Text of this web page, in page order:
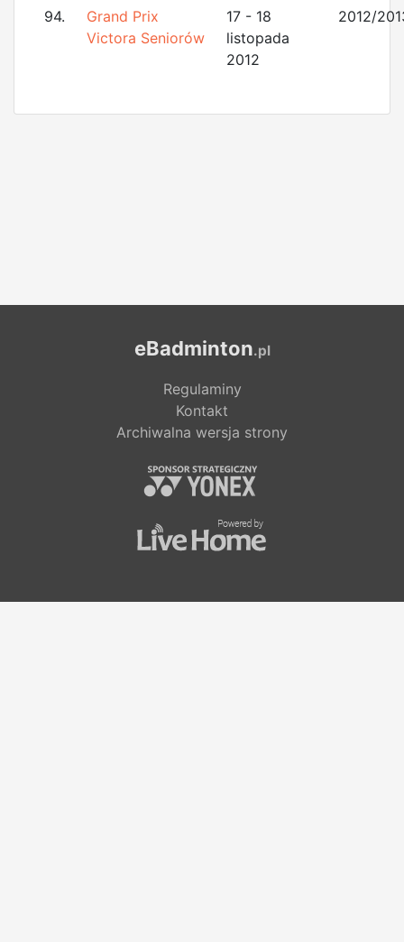
94.
Grand Prix
Victora Seniorów
17 - 18
listopada
2012
2012/
eBadminton.pl
Regulaminy
Kontakt
Archiwalna wersja strony